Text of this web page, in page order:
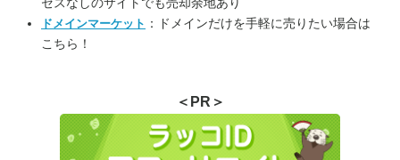
セスなしのサイトでも売却余地あり
ドメインマーケット ：ドメインだけを手軽に売りたい場合は
こちら！
＜PR＞